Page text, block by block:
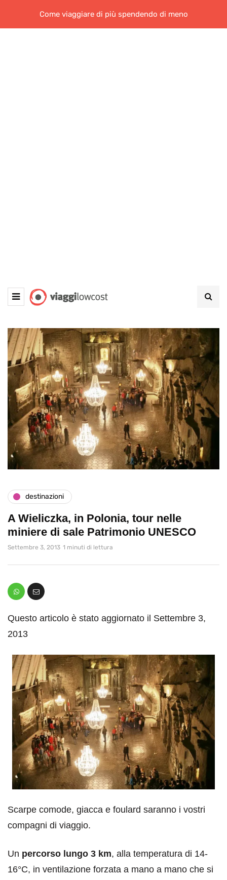
Come viaggiare di più spendendo di meno
destinazioni
A Wieliczka, in Polonia, tour nelle
miniere di sale Patrimonio UNESCO
Settembre 3, 2013 1 minuti di lettura
Questo articolo è stato aggiornato il Settembre 3,
2013
Scarpe comode, giacca e foulard saranno i vostri
compagni di viaggio.
Un percorso lungo 3 km, alla temperatura di 14-
16°C, in ventilazione forzata a mano a mano che si